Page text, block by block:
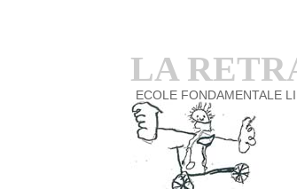
LA
ECOLE FONDAMENTALE